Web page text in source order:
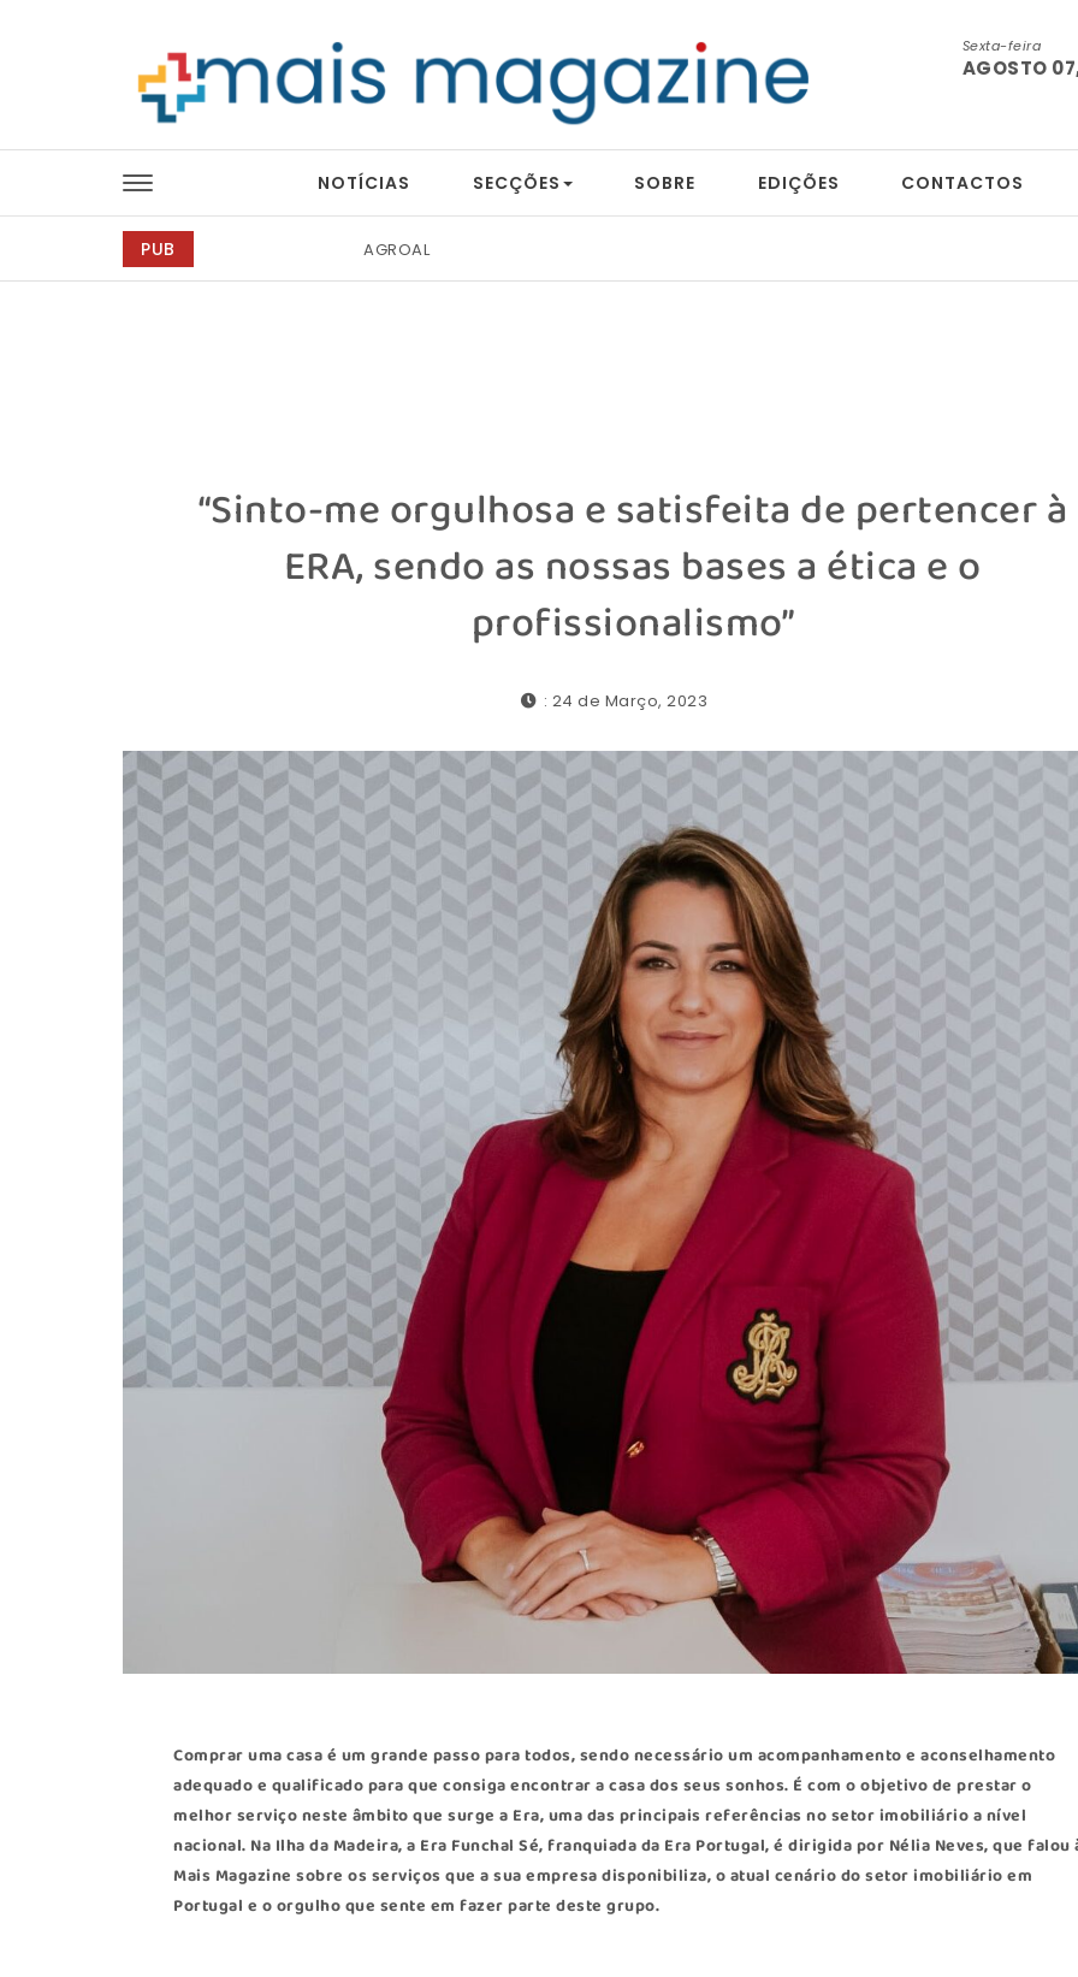
Sexta-feira
AGOSTO
NOTÍCIAS SECÇÕES SOBRE EDIÇÕES CONTACTOS
PUB Idanha-a-Nova
“Sinto-me orgulhosa e satisfeita de pertencer à
ERA, sendo as nossas bases a ética e o
profissionalismo”
: 24 de Março, 2023
Comprar uma casa é um grande passo para todos, sendo necessário um acompanhamento e aconselhamento
adequado e qualificado para que consiga encontrar a casa dos seus sonhos. É com o objetivo de prestar o
melhor serviço neste âmbito que surge a Era, uma das principais referências no setor imobiliário a nível
nacional. Na Ilha da Madeira, a Era Funchal Sé, franquiada da Era Portugal, é dirigida por Nélia Neves, que falou
Mais Magazine sobre os serviços que a sua empresa disponibiliza, o atual cenário do setor imobiliário em
Portugal e o orgulho que sente em fazer parte deste grupo.